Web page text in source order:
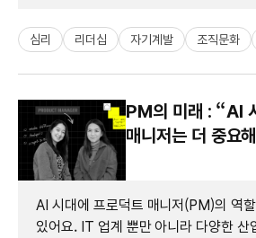
심리 리더십 자기계발 조직문화
PM의 미래 : “AI
매니저는 더 중요
AI 시대에 프로덕트 매니저(PM)의 역
있어요. IT 업계 뿐만 아니라 다양한 산